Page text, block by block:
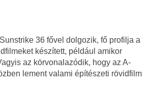
36 fővel dolgozik, fő profilja a
készített, például amikor
az körvonalazódik, hogy az A-
lement valami építészeti rövidfilm